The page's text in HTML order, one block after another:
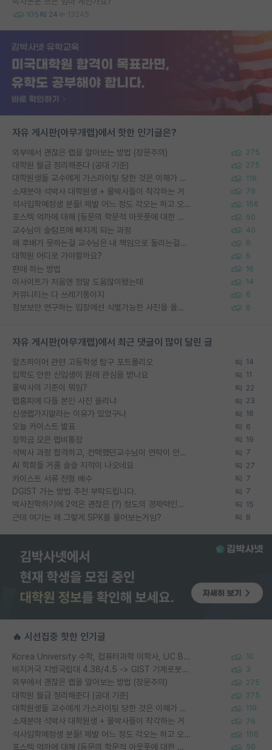
105 24 13245
자유 게시판(아무개랩)에서 핫한 인기글은?
외부에서 괜찮은 랩을 알아보는 방법 (장문주의) 275
대학원 월급 정리해준다 (공대 기준) 275
대학원생들 교수에게 가스라이팅 당한 것은 이해가 갑니다. 안타깝네요. 119
소재분야 석박사 대학원생 + 물박사들이 착각하는 거 76
석사입학예정생 분들! 제발 어느 정도 각오는 하고 오세요. 156
포스텍 억까에 대해 (동문의 학문적 아웃풋에 대한 반박) 50
교수님이 슬럼프에 빠지게 되는 과정 40
왜 후배가 못하는걸 교수님은 내 책임으로 돌리는걸까요? 6
대학원 어디로 가야할까요? 5
편애 하는 방법 16
이사이트가 처음엔 정말 도움많이됐는데 14
커뮤니티는 다 쓰레기통이지 6
정보보안 연구하는 입장에선 식별가능한 사진을 올리는건 비추이긴함 6
자유 게시판(아무개랩)에서 최근 댓글이 많이 달린 글
알츠하이머 관련 고등학생 탐구 포트폴리오 14
입학도 안한 신입생이 원래 관심을 받나요 11
물박사의 기준이 뭐임? 22
랩홈피에 다들 본인 사진 올리냐 23
신생랩가지말라는 이유가 있었구나 16
오늘 카이스트 발표 6
장학금 모은 랩비통장 19
석박사 과정 합격하고, 컨택했던교수님이 연락이 안됩니다... 7
AI 학회들 거품 슬슬 지적이 나오네요 27
카이스트 서류 전형 배수 7
DGIST 가는 방법 추천 부탁드립니다. 7
박사진학하기에 2억은 괜찮은 (?) 정도의 경제력인가요 15
근데 여기는 왜 그렇게 SPK를 물어보는거임? 8
🔥 시선집중 핫한 인기글
Korea University 수학, 컴퓨터과학 이학사, UC Berkeley 산업공학 대학원 공학박사가 되는 것은 쉽지 않겠죠? 10
비지거국 지방국립대 4.38/4.5 -> GIST 기계로봇공학과 석사 3
외부에서 괜찮은 랩을 알아보는 방법 (장문주의) 275
대학원 월급 정리해준다 (공대 기준) 275
대학원생들 교수에게 가스라이팅 당한 것은 이해가 갑니다. 안타깝네요. 119
소재분야 석박사 대학원생 + 물박사들이 착각하는 거 76
석사입학예정생 분들! 제발 어느 정도 각오는 하고 오세요. 156
포스텍 억까에 대해 (동문의 학문적 아웃풋에 대한 반박) 50